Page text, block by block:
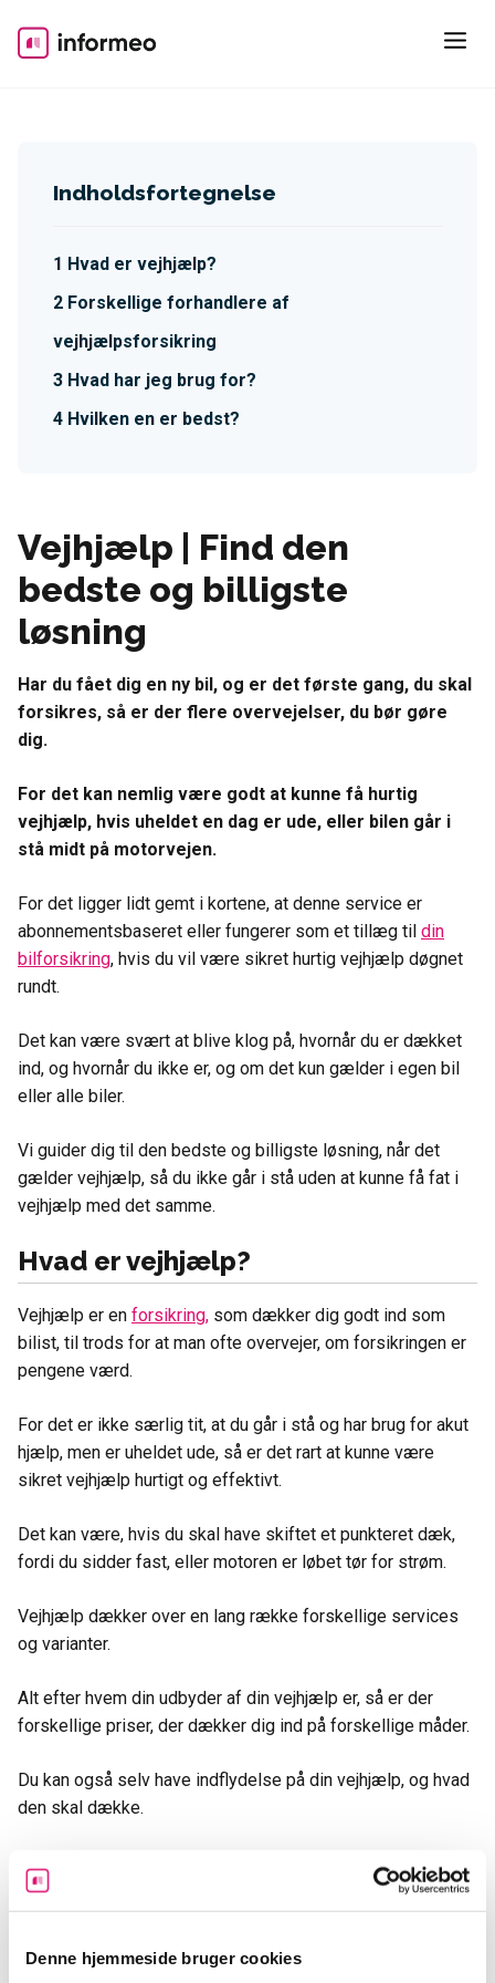
Denne hjemmeside bruger cookies
content
Vejhjælp | Find den
bedste og billigste
løsning
Har du fået dig en ny bil, og er det første gang, du skal
forsikres, så er der flere overvejelser, du bør gøre
dig.
For det kan nemlig være godt at kunne få hurtig
vejhjælp, hvis uheldet en dag er ude, eller bilen går i
stå midt på motorvejen.
For det ligger lidt gemt i kortene, at denne service er
abonnementsbaseret eller fungerer som et tillæg til din
bilforsikring, hvis du vil være sikret hurtig vejhjælp døgnet
rundt.
Det kan være svært at blive klog på, hvornår du er dækket
ind, og hvornår du ikke er, og om det kun gælder i egen bil
eller alle biler.
Vi guider dig til den bedste og billigste løsning, når det
gælder vejhjælp, så du ikke går i stå uden at kunne få fat i
vejhjælp med det samme.
Hvad er vejhjælp?
Vejhjælp er en forsikring, som dækker dig godt ind som
bilist, til trods for at man ofte overvejer, om forsikringen er
pengene værd.
For det er ikke særlig tit, at du går i stå og har brug for akut
hjælp, men er uheldet ude, så er det rart at kunne være
sikret vejhjælp hurtigt og effektivt.
Det kan være, hvis du skal have skiftet et punkteret dæk,
fordi du sidder fast, eller motoren er løbet tør for strøm.
Vejhjælp dækker over en lang række forskellige services
og varianter.
Alt efter hvem din udbyder af din vejhjælp er, så er der
forskellige priser, der dækker dig ind på forskellige måder.
Du kan også selv have indflydelse på din vejhjælp, og hvad
den skal dække.
Har du ikke behov for akut hjælp, men sagtens kan vente i
et par timer, så vil din forsikring automatisk blive billigere.
Forskellige forhandlere af
vejhjælpsforsikring
Indholdsfortegnelse
Hvad er vejhjælp?
Forskellige forhandlere af
vejhjælpsforsikring
Hvad har jeg brug for?
Hvilken en er bedst?